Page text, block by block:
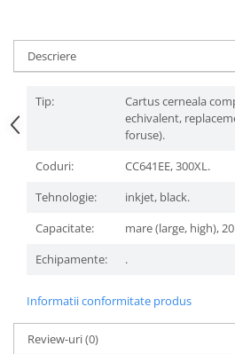
Descriere
Tip:
Cartus cerneala
echivalent,
foruse).
Coduri:
CC641EE, 300XL.
Tehnologie:
inkjet, black.
Capacitate:
mare (large, high),
Echipamente:
.
Informatii conformitate produs
Review-uri(0)